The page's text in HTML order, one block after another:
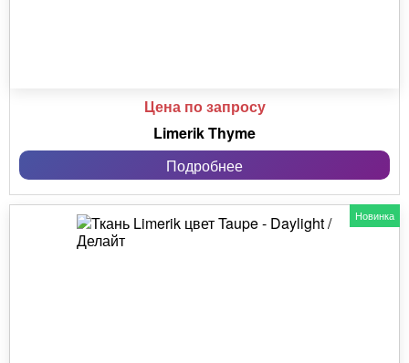
Цена по запросу
Limerik Thyme
Подробнее
Новинка